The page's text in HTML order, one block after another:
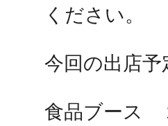
ください。
今回の出店
食品ブース　